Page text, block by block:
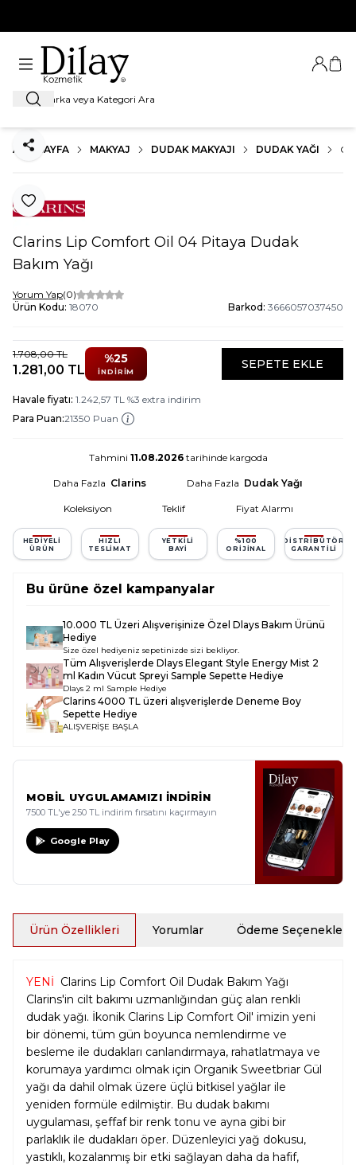
Ara
Giriş
ANA SAYFA MAKYAJ DUDAK MAKYAJI DUDAK YAĞI
Favoriye Ekle
Paylaş
Clarins Lip Comfort Oil 04 Pitaya Dudak
Bakım Yağı
Yorum Yap(0)
Ürün Kodu: 18070 Barkod: 3666057037450
1.708,00TL
1.281,00 TL
%25
İNDIRIM
SEPETE EKLE
Havale fiyatı: 1.242,57 TL %3 extra indirim
Para Puan:21350 Puan
Tahmini 11.08.2026tarihinde kargoda
Daha Fazla Clarins Daha Fazla Dudak Yağı
Koleksiyon Teklif Fiyat Alarmı
HEDIYELI
ÜRÜN
HIZLI
TESLIMAT
YETKILI
BAYI
%100
ORIJINAL
DISTRIBÜTÖR
GARANTILI
Bu ürüne özel kampanyalar
10.000 TL Üzeri Alışverişinize Özel Dlays Bakım Ürünü
Hediye
Size özel hediyeniz sepetinizde sizi bekliyor.
Tüm Alışverişlerde Dlays Elegant Style Energy Mist 2
ml Kadın Vücut Spreyi Sample Sepette Hediye
Dlays 2 ml Sample Hediye
Clarins 4000 TL üzeri alışverişlerde Deneme Boy
Sepette Hediye
ALIŞVERİŞE BAŞLA
MOBİL UYGULAMAMIZI İNDİRİN
7500 TL'ye 250 TL indirim fırsatını kaçırmayın
Google Play
Ürün Özellikleri Yorumlar Ödeme Seçenekleri
YENİ Clarins Lip Comfort Oil Dudak Bakım Yağı
Clarins'in cilt bakımı uzmanlığından güç alan renkli
dudak yağı. İkonik Clarins Lip Comfort Oil' imizin yeni
bir dönemi, tüm gün boyunca nemlendirme ve
besleme ile dudakları canlandırmaya, rahatlatmaya ve
korumaya yardımcı olmak için Organik Sweetbriar Gül
yağı da dahil olmak üzere üçlü bitkisel yağlar ile
yeniden formüle edilmiştir. Bu dudak bakımı
uygulaması, şeffaf bir renk tonu ve ayna gibi bir
parlaklık ile dudakları öper. Düzenleyici yağ dokusu,
yastıklı, kozalanmış bir etki sağlayan daha da hafif,